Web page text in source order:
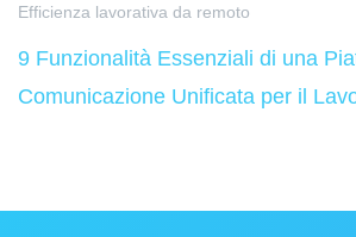
Efficienza lavorativa da remoto
9 Funzionalità Essenziali di una
Comunicazione Unificata per il